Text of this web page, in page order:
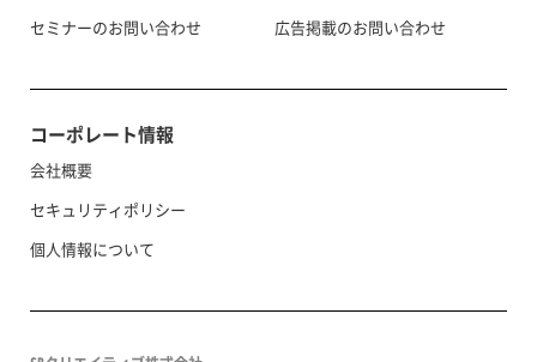
セミナーのお問い合わせ
広告掲載のお問い合わせ
コーポレート情報
会社概要
セキュリティポリシー
個人情報について